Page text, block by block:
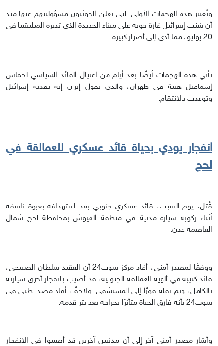
وتُعتبر هذه الهجمات الأولى التي يعلن الحوثيون مسؤوليتهم عنها منذ
أن شنت إسرائيل غارة جوية على ميناء الحديدة الذي تديره الميليشيا في
20 يوليو، مما أدى إلى أضرار كبيرة.
تأتي هذه الهجمات أيضًا بعد أيام من اغتيال القائد السياسي لحماس
إسماعيل هنية في طهران، والذي تقول إيران إنه نفذته إسرائيل
وتوعدت بالانتقام.
انفجار يودي بحياة قائد عسكري للعمالقة في
لحج
قُتل، يوم السبت، قائد عسكري جنوبي بعد استهدافه بعبوة ناسفة
أثناء ركوبه سيارة مدنية في منطقة الفيوش بمحافظة لحج شمال
العاصمة عدن.
ووفقًا لمصدر أمني، أفاد مركز سوث24 أن العقيد سلطان الصبيحي،
قائد كتيبة في ألوية العمالقة الجنوبية، قد أصيب بانفجار أحرق سيارته
بالكامل، وتم نقله فورًا إلى المستشفى. ولاحقًا، أفاد مصدر طبي في
سوث24 بأنه فارق الحياة متأثرًا بجراحه بعد بتر قدمه.
وأشار مصدر أمني آخر إلى أن مدنيين آخرين قد أصيبوا في الانفجار